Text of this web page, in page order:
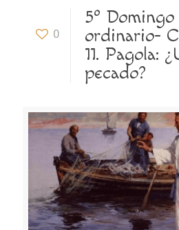
0
5º
ordinario-
11. Pagola:
pecado?